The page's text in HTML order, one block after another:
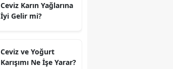
Ceviz Karın Yağlarına
İyi Gelir mi?
Ceviz ve Yoğurt
Karışımı Ne İşe Yarar?